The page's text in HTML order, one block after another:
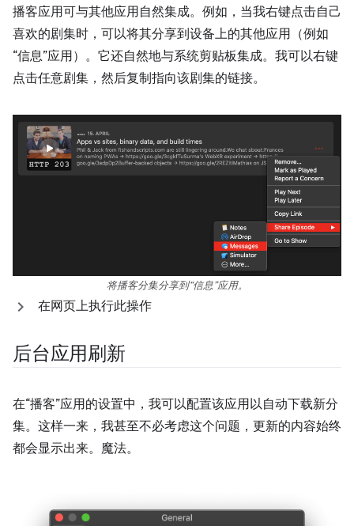
播客应用可与其他应用自然集成。例如，当我右键点击自己
喜欢的剧集时，可以将其分享到设备上的其他应用（例如
“信息”应用）。它还自然地与系统剪贴板集成。我可以右键
点击任意剧集，然后复制指向该剧集的链接。
将播客分集分享到“信息”应用。
在网页上执行此操作
后台应用刷新
在“播客”应用的设置中，我可以配置该应用以自动下载新分
集。这样一来，我甚至不必考虑这个问题，更新的内容始终
都会显示出来。魔法。